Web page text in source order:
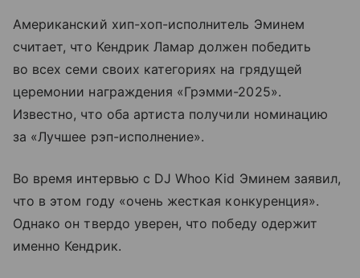
Американский хип-хоп-исполнитель Эминем
считает, что Кендрик Ламар должен победить
во всех семи своих категориях на грядущей
церемонии награждения «Грэмми-2025».
Известно, что оба артиста получили номинацию
за «Лучшее рэп-исполнение».
Во время интервью с DJ Whoo Kid Эминем заявил,
что в этом году «очень жесткая конкуренция».
Однако он твердо уверен, что победу одержит
именно Кендрик.